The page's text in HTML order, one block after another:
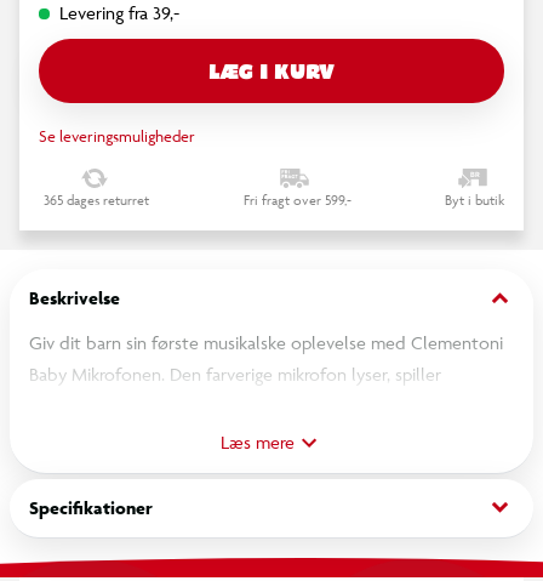
Levering fra 39,-
LÆG I KURV
Se leveringsmuligheder
365 dages returret Fri fragt over 599,- Byt i butik
Beskrivelse keyboard_arrow_down
Giv dit barn sin første musikalske oplevelse med Clementoni
Baby Mikrofonen. Den farverige mikrofon lyser, spiller
lyde. Perfekt til at styrke sprog, sanser og motorik, og skabe
masser af sjove musikøjeblikke.
Læs mere
Specifikationer keyboard_arrow_down